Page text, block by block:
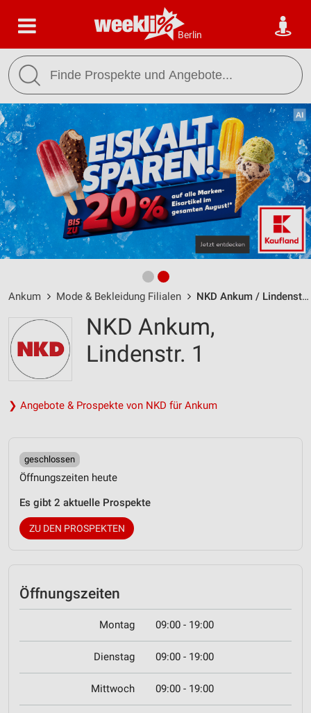
Berlin
Ankum Mode & Bekleidung Filialen NKD Ankum / Lindenstr. 1 - Öffnungszeiten & Adresse
NKD Ankum,
Lindenstr. 1
❯ Angebote & Prospekte von NKD für Ankum
geschlossen
Öffnungszeiten heute
Es gibt 2 aktuelle Prospekte
ZU DEN PROSPEKTEN
Öffnungszeiten
Montag 09:00 - 19:00
Dienstag 09:00 - 19:00
Mittwoch 09:00 - 19:00